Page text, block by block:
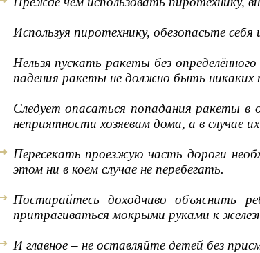
Используя пиротехнику, обезопасьте
Нельзя пускать ракеты без
падения ракеты не должно быть никаких
Следует опасаться попадания ракеты
неприятности хозяевам дома, а в случае
Пересекать проезжую часть дороги
этом ни в коем случае не перебегать.
Постарайтесь доходчиво объяснить
притрагиваться мокрыми руками к
И главное – не оставляйте детей без